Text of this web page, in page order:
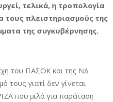
τελικά, η τροπολογία
τους πλειστηριασμούς της
της συγκυβέρνησης.
του ΠΑΣΟΚ και της ΝΔ
τους γιατί δεν γίνεται
που μιλά για παράταση